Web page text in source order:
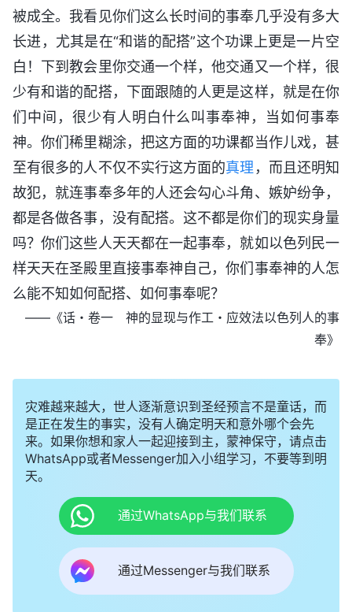
被成全。我看见你们这么长时间的事奉几乎没有多大
长进，尤其是在“和谐的配搭”这个功课上更是一片空
白！下到教会里你交通一个样，他交通又一个样，很
少有和谐的配搭，下面跟随的人更是这样，就是在你
们中间，很少有人明白什么叫事奉神，当如何事奉
神。你们稀里糊涂，把这方面的功课都当作儿戏，甚
至有很多的人不仅不实行这方面的真理 ，而且还明知
故犯，就连事奉多年的人还会勾心斗角、嫉妒纷争，
都是各做各事，没有配搭。这不都是你们的现实身量
吗？你们这些人天天都在一起事奉，就如以色列民一
样天天在圣殿里直接事奉神自己，你们事奉神的人怎
么能不知如何配搭、如何事奉呢？
——《话・卷一 神的显现与作工・应效法以色列人的事
奉》
灾难越来越大，世人逐渐意识到圣经预言不是童话，而
是正在发生的事实，没有人确定明天和意外哪个会先
来。如果你想和家人一起迎接到主，蒙神保守，请点击
WhatsApp或者Messenger加入小组学习，不要等到明
天。
通过WhatsApp与我们联系
通过Messenger与我们联系